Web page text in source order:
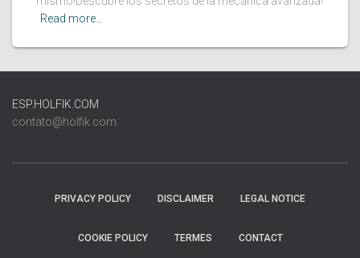
Read more…
ESP.HOLFIK.COM
contato@holfik.com
PRIVACY POLICY DISCLAIMER LEGAL NOTICE
COOKIE POLICY TERMES CONTACT